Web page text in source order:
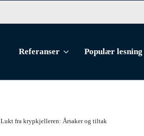
Referanser
Populær lesning
Lukt fra krypkjelleren: Årsaker og tiltak